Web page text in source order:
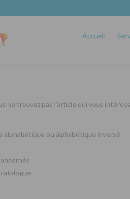
Accueil
ne trouvez pas l’article qui vous
alphabétique ou alphabétique inversé